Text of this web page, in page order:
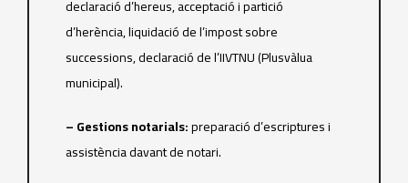
declaració d’hereus, acceptació i partició
d’herència, liquidació de l’impost sobre
successions, declaració de l’IIVTNU (Plusvàlua
municipal).
– Gestions notarials:preparació d’escriptures i
assistència davant de notari.